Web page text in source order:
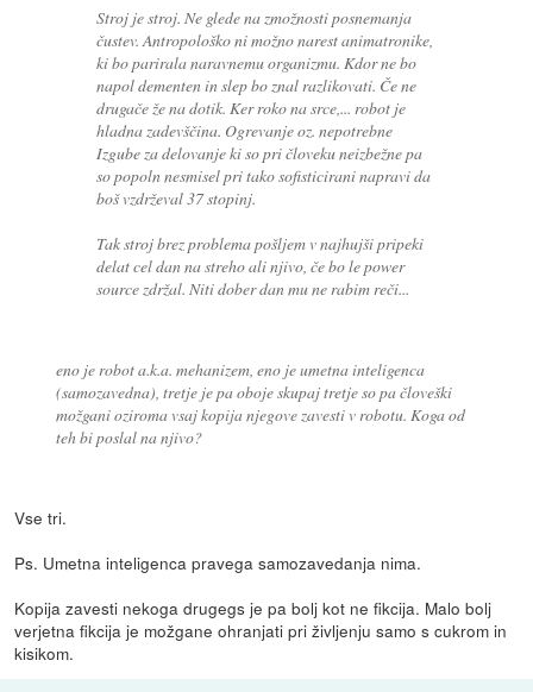
Stroj je stroj. Ne glede na zmožnosti posnemanja
čustev. Antropološko ni možno narest animatronike,
ki bo parirala naravnemu organizmu. Kdor ne bo
napol dementen in slep bo znal razlikovati. Če ne
drugače že na dotik. Ker roko na srce,... robot je
hladna zadevščina. Ogrevanje oz. nepotrebne
Izgube za delovanje ki so pri človeku neizbežne pa
so popoln nesmisel pri tako sofisticirani napravi da
boš vzdrževal 37 stopinj.
Tak stroj brez problema pošljem v najhujši pripeki
delat cel dan na streho ali njivo, če bo le power
source zdržal. Niti dober dan mu ne rabim reči...
eno je robot a.k.a. mehanizem, eno je umetna inteligenca
(samozavedna), tretje je pa oboje skupaj tretje so pa človeški
možgani oziroma vsaj kopija njegove zavesti v robotu. Koga od
teh bi poslal na njivo?
Vse tri.
Ps. Umetna inteligenca pravega samozavedanja nima.
Kopija zavesti nekoga drugegs je pa bolj kot ne fikcija. Malo bolj
verjetna fikcija je možgane ohranjati pri življenju samo s cukrom in
kisikom.